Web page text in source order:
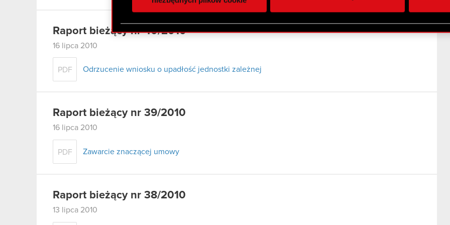
otrzymanymi od Ciebie lub uzyskanymi podczas korzystania z ich usług. Kontynuując
zgadasz się na używanie plików cookie.
Raport bieżący nr 40/2010
16 lipca 2010
PDF Odrzucenie wniosku o upadłość jednostki zależnej
Raport bieżący nr 39/2010
16 lipca 2010
PDF Zawarcie znaczącej umowy
Raport bieżący nr 38/2010
13 lipca 2010